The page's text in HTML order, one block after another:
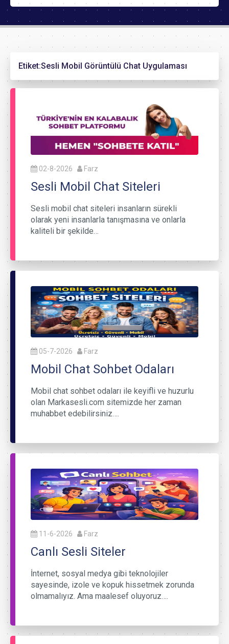
Etiket:Sesli Mobil Görüntülü Chat Uygulaması
02-8-2026 Farz
Sesli Mobil Chat Siteleri
Sesli mobil chat siteleri insanların sürekli
olarak yeni insanlarla tanışmasına ve onlarla
kaliteli bir şekilde…
05-7-2026 Farz
Mobil Chat Sohbet Odaları
Mobil chat sohbet odaları ile keyifli ve huzurlu
olan Markasesli.com sitemizde her zaman
muhabbet edebilirsiniz….
11-6-2026 Farz
Canlı Sesli Siteler
İnternet, sosyal medya gibi teknolojiler
sayesinde, izole ve kopuk hissetmek zorunda
olmamalıyız. Ama maalesef oluyoruz….